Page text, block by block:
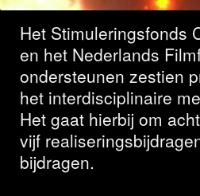
Het Stimuleringsfonds
en het Nederlands
ondersteunen zestien
het interdisciplinaire
Het gaat hierbij om
vijf
bijdragen.